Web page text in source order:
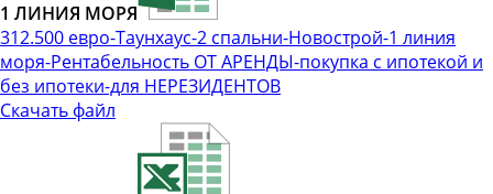
1 ЛИНИЯ МОРЯ
312.500 евро-Таунхаус-2 спальни-Новострой-1 линия
моря-Рентабельность ОТ АРЕНДЫ-покупка с ипотекой и
без ипотеки-для НЕРЕЗИДЕНТОВ
Скачать файл